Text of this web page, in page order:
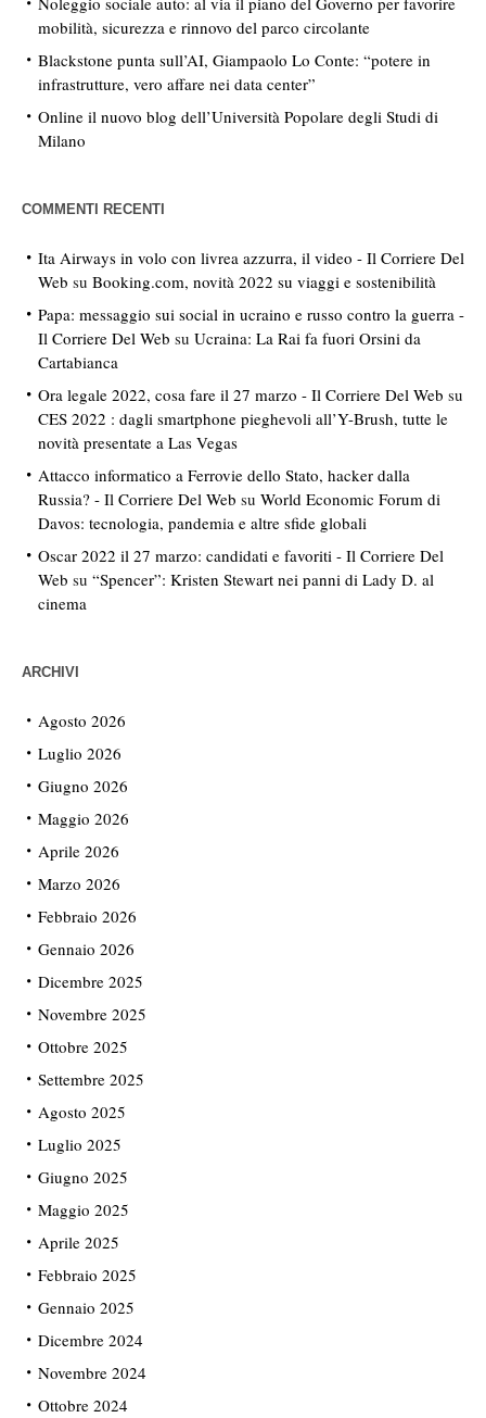
mobilità, sicurezza e rinnovo del parco circolante
Blackstone punta sull’AI, Giampaolo Lo Conte: “potere in
infrastrutture, vero affare nei data center”
Online il nuovo blog dell’Università Popolare degli Studi di
Milano
COMMENTI RECENTI
Ita Airways in volo con livrea azzurra, il video - Il Corriere Del
Web su Booking.com, novità 2022 su viaggi e sostenibilità
Papa: messaggio sui social in ucraino e russo contro la guerra -
Il Corriere Del Web su Ucraina: La Rai fa fuori Orsini da
Cartabianca
Ora legale 2022, cosa fare il 27 marzo - Il Corriere Del Web su
CES 2022 : dagli smartphone pieghevoli all’Y-Brush, tutte le
novità presentate a Las Vegas
Attacco informatico a Ferrovie dello Stato, hacker dalla
Russia? - Il Corriere Del Web su World Economic Forum di
Davos: tecnologia, pandemia e altre sfide globali
Oscar 2022 il 27 marzo: candidati e favoriti - Il Corriere Del
Web su “Spencer”: Kristen Stewart nei panni di Lady D. al
cinema
ARCHIVI
Agosto 2026
Luglio 2026
Giugno 2026
Maggio 2026
Aprile 2026
Marzo 2026
Febbraio 2026
Gennaio 2026
Dicembre 2025
Novembre 2025
Ottobre 2025
Settembre 2025
Agosto 2025
Luglio 2025
Giugno 2025
Maggio 2025
Aprile 2025
Febbraio 2025
Gennaio 2025
Dicembre 2024
Novembre 2024
Ottobre 2024